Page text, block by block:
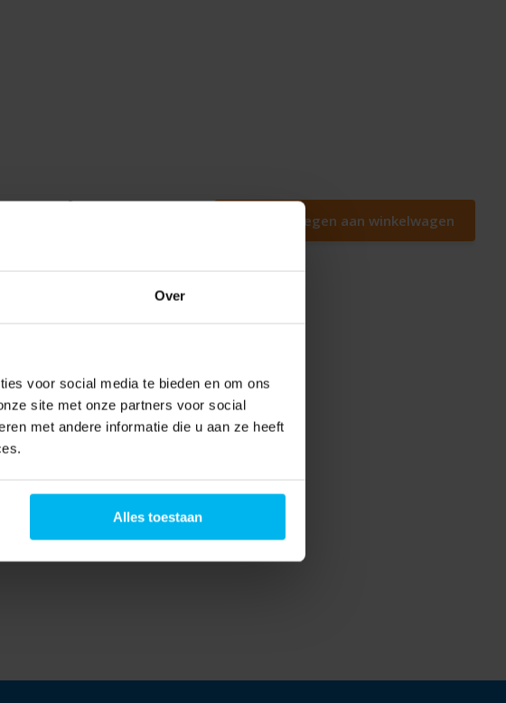
Over
voor social media te bieden en om ons
site met onze partners voor social
met andere informatie die u aan ze heeft
Alles toestaan
Toevoegen aan winkelwagen